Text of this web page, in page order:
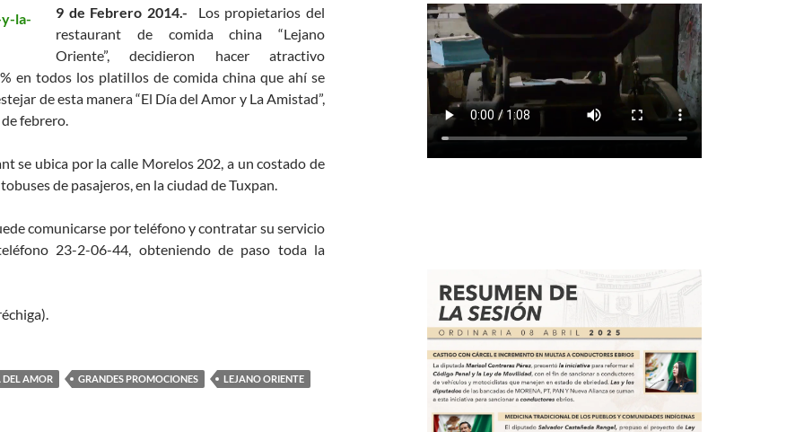
9 de Febrero 2014.- Los propietarios del
restaurant de comida china “Lejano
Oriente”, decidieron hacer atractivo
en todos los platillos de comida china que ahí se
de esta manera “El Día del Amor y La Amistad”,
febrero.
se ubica por la calle Morelos 202, a un costado de
de pasajeros, en la ciudad de Tuxpan.
comunicarse por teléfono y contratar su servicio
23-2-06-44, obteniendo de paso toda la
DEL AMOR GRANDES PROMOCIONES LEJANO ORIENTE